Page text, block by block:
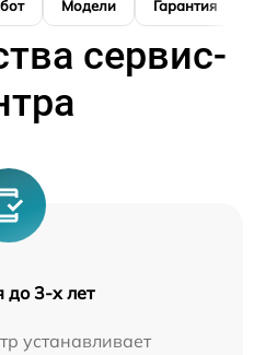
Модели Гарантия
сервис-
до 3-х лет
устанавливает